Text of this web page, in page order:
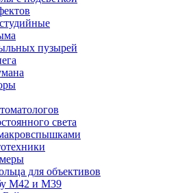
пузырей
света
для объективов
М42 и М39